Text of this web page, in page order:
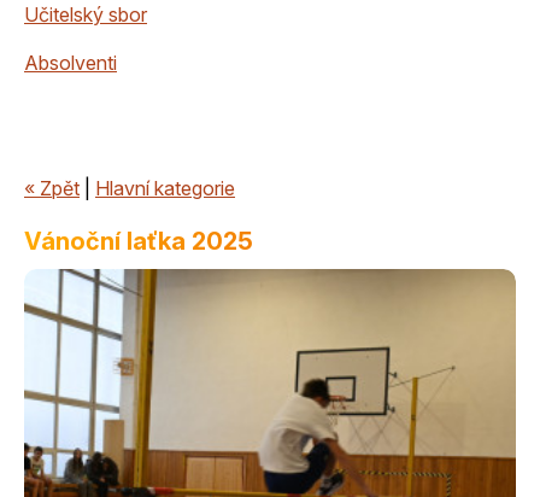
Učitelský sbor
Absolventi
« Zpět Hlavní kategorie
Vánoční laťka 2025